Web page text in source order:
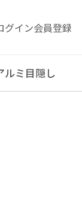
グイン会員登録
ルミ目隠し